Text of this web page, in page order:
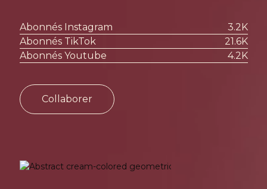
3.2K
Abonnés Instagram
21.6K
Abonnés TikTok
4.2K
Abonnés Youtube
Collaborer